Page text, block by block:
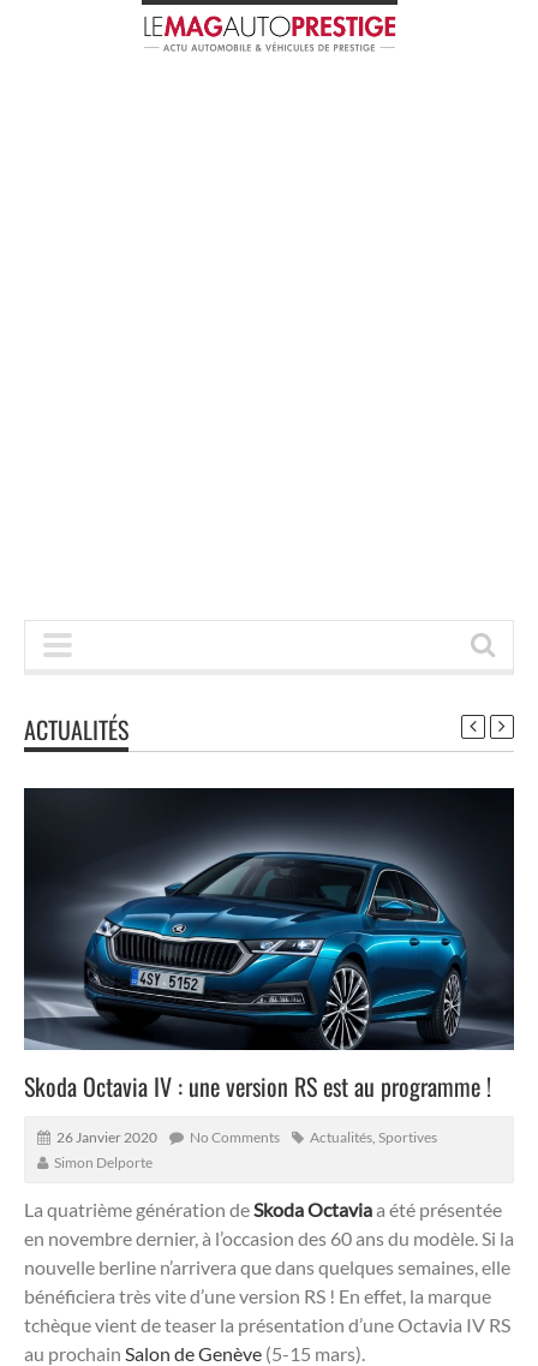
ACTUALITÉS
Skoda Octavia IV : une version RS est au programme !
26 Janvier 2020 No Comments Actualités Sportives
Simon Delporte
La quatrième génération deSkoda Octaviaa été présentée
en novembre dernier, à l’occasion des 60 ans du modèle. Si la
nouvelle berline n’arrivera que dans quelques semaines, elle
bénéficiera très vite d’une version RS ! En effet, la marque
tchèque vient de teaser la présentation d’une Octavia IV RS
au prochain Salon de Genève (5-15 mars).